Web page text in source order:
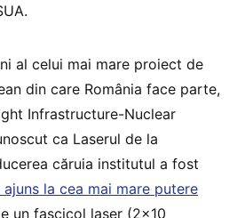
al celui mai mare proiect de
din care România face parte,
Infrastructure-Nuclear
ca Laserul de la
căruia institutul a fost
ajuns la cea mai mare putere
un fascicol laser (2×10